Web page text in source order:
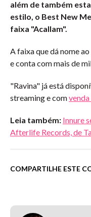
além de também
estilo, o Best New
faixa "Acallam".
A faixa que dá nome
e conta com mais de
"Ravina" já está
streaming e com
Leia também: Innure
Afterlife Records, de
COMPARTILHE ESTE